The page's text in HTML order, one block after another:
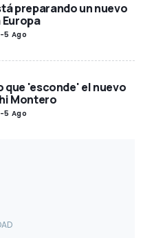
Rumores Entrevistas
Movilidad
de coches
preparando un nuevo
Europa
-5 Ago
que 'esconde' el nuevo
Montero
-5 Ago